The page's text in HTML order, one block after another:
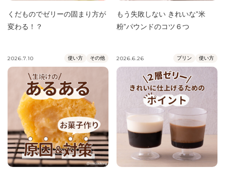
くだものでゼリーの固まり方が
変わる！？
もう失敗しない きれいな”米
粉”パウンドのコツ６つ
2026.7.10 使い方 その他 2026.6.26 プリン 使い方